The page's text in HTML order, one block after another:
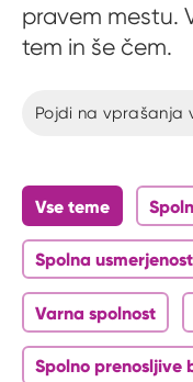
pravem mestu.
tem in še čem.
Pojdi na vprašanja
Vse teme
Spolna
Varna spolnost
Spolno prenosljive